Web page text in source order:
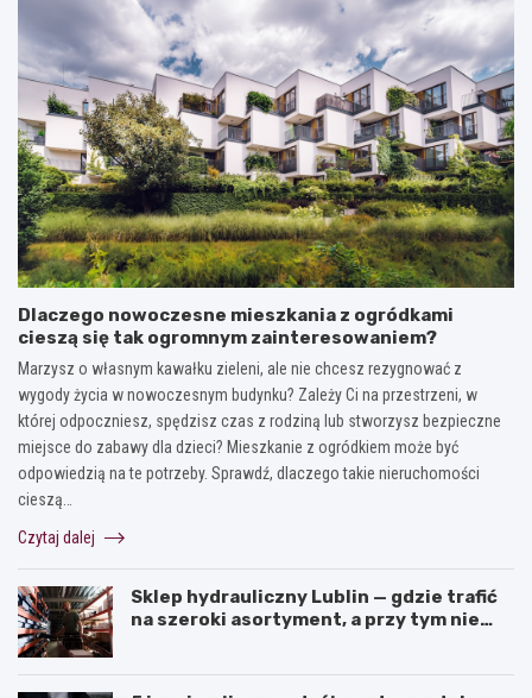
Dlaczego nowoczesne mieszkania z ogródkami
cieszą się tak ogromnym zainteresowaniem?
Marzysz o własnym kawałku zieleni, ale nie chcesz rezygnować z
wygody życia w nowoczesnym budynku? Zależy Ci na przestrzeni, w
której odpoczniesz, spędzisz czas z rodziną lub stworzysz bezpieczne
miejsce do zabawy dla dzieci? Mieszkanie z ogródkiem może być
odpowiedzią na te potrzeby. Sprawdź, dlaczego takie nieruchomości
cieszą…
Czytaj dalej
Sklep hydrauliczny Lublin — gdzie trafić
na szeroki asortyment, a przy tym nie